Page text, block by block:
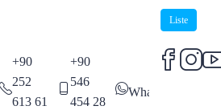
Liste
+90
252
613 61
+90
546
454 28
WhatsApp